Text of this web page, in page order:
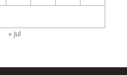
« Jul